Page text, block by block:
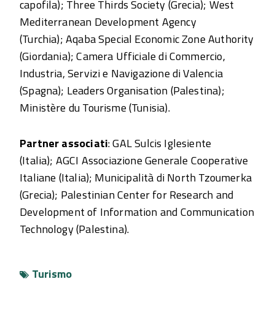
capofila); Three Thirds Society (Grecia); West
Mediterranean Development Agency
(Turchia); Aqaba Special Economic Zone Authority
(Giordania); Camera Ufficiale di Commercio,
Industria, Servizi e Navigazione di Valencia
(Spagna); Leaders Organisation (Palestina);
Ministère du Tourisme (Tunisia).
Partner associati: GAL Sulcis Iglesiente
(Italia); AGCI Associazione Generale Cooperative
Italiane (Italia); Municipalità di North Tzoumerka
(Grecia); Palestinian Center for Research and
Development of Information and Communication
Technology (Palestina).
Turismo